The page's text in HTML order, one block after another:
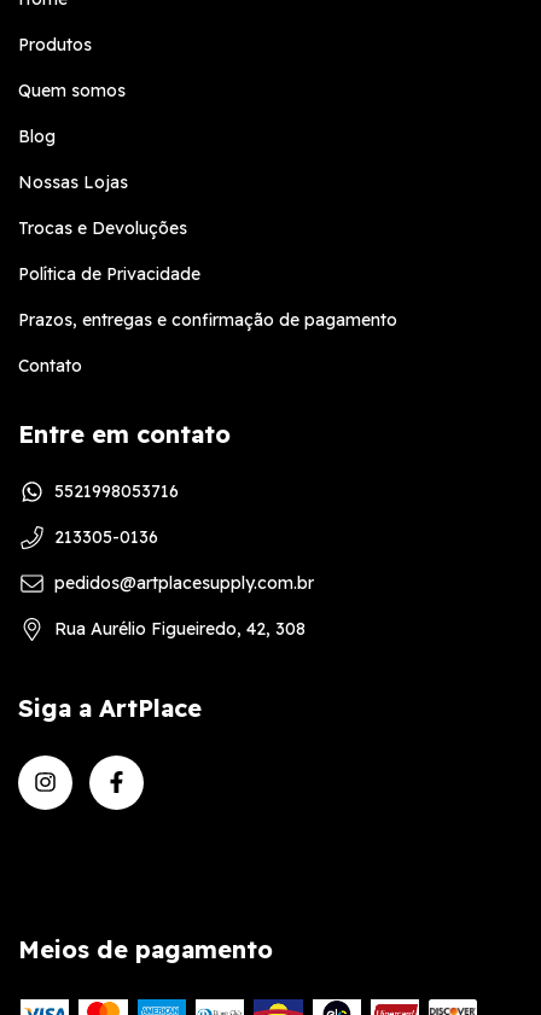
Produtos
Quem somos
Blog
Nossas Lojas
Trocas e Devoluções
Política de Privacidade
Prazos, entregas e confirmação de pagamento
Contato
Entre em contato
5521998053716
213305-0136
pedidos@artplacesupply.com.br
Rua Aurélio Figueiredo, 42, 308
Siga a ArtPlace
Meios de pagamento